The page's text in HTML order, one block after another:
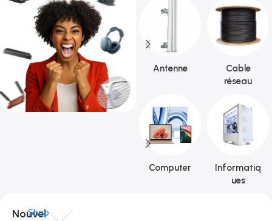
Antenne
Cable
réseau
Computer
Informatiq
ues
Nouvel
Shop